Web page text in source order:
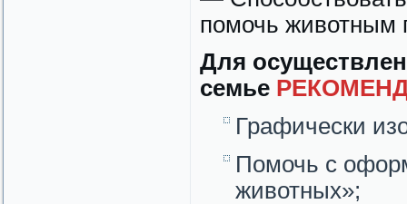
помочь животным
Для
семье
Графически
Помочь с
животных»;